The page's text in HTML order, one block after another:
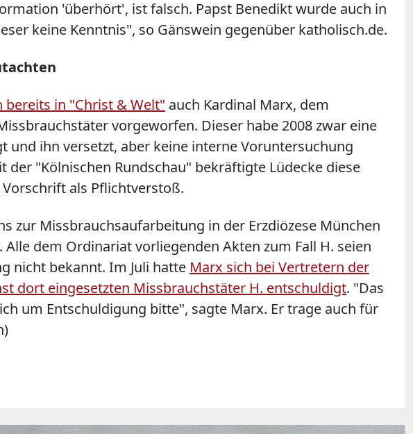
'überhört', ist falsch. Papst Benedikt wurde auch in
keine Kenntnis", so Gänswein gegenüber katholisch.de.
bereits in "Christ & Welt" auch Kardinal Marx, dem
vorgeworfen. Dieser habe 2008 zwar eine
ihn versetzt, aber keine interne Voruntersuchung
"Kölnischen Rundschau" bekräftigte Lüdecke diese
als Pflichtverstoß.
zur Missbrauchsaufarbeitung in der Erzdiözese München
dem Ordinariat vorliegenden Akten zum Fall H. seien
nicht bekannt. Im Juli hatte Marx sich bei Vertretern der
dort eingesetzten Missbrauchstäter H. entschuldigt. "Das
um Entschuldigung bitte", sagte Marx. Er trage auch für